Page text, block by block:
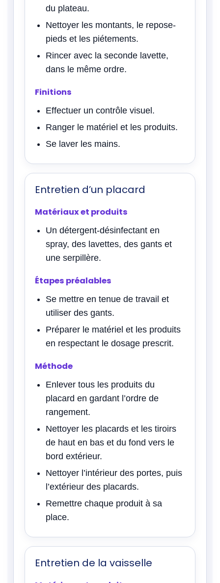
du plateau.
Nettoyer les montants, le repose-
pieds et les piétements.
Rincer avec la seconde lavette,
dans le même ordre.
Finitions
Effectuer un contrôle visuel.
Ranger le matériel et les produits.
Se laver les mains.
Entretien d’un placard
Matériaux et produits
Un détergent-désinfectant en
spray, des lavettes, des gants et
une serpillère.
Étapes préalables
Se mettre en tenue de travail et
utiliser des gants.
Préparer le matériel et les produits
en respectant le dosage prescrit.
Méthode
Enlever tous les produits du
placard en gardant l’ordre de
rangement.
Nettoyer les placards et les tiroirs
de haut en bas et du fond vers le
bord extérieur.
Nettoyer l’intérieur des portes, puis
l’extérieur des placards.
Remettre chaque produit à sa
place.
Entretien de la vaisselle